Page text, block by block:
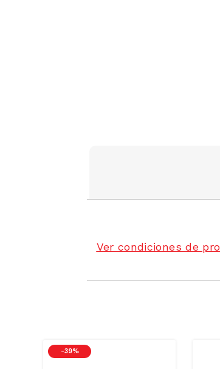
Ver condiciones de
-39 %